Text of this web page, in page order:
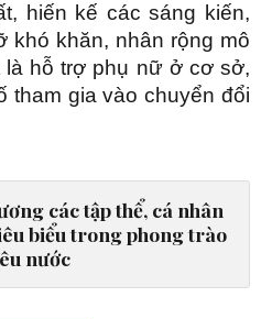
hiến kế các sáng kiến,
khó khăn, nhân rộng mô
là hỗ trợ phụ nữ ở cơ sở,
tham gia vào chuyển đổi
các tập thể, cá nhân
biểu trong phong trào
nước